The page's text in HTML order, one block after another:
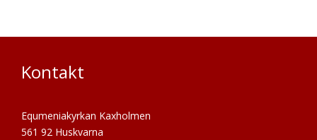
Kontakt
Equmeniakyrkan Kaxholmen
561 92 Huskvarna